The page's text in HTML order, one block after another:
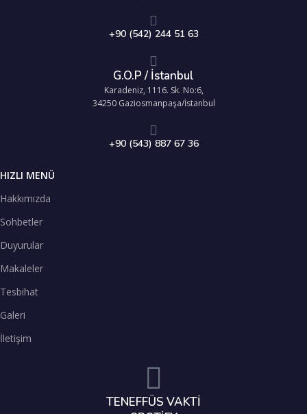
+90 (542) 244 51 63
G.O.P / İstanbul
Karadeniz, 1116. Sk. No:6,
34250 Gaziosmanpaşa/İstanbul
+90 (543) 887 67 36
HIZLI MENÜ
Hakkımızda
Sohbetler
Duyurular
Makaleler
Tesbihat
Galeri
İletişim
TENEFFÜS VAKTİ